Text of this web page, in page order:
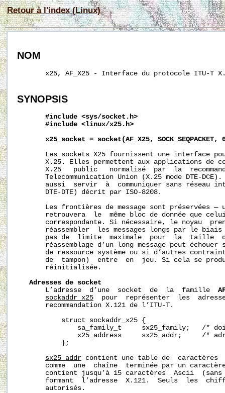
Retour à l'index (Linux)
NOM
x25, AF_X25 - Interface du protocole ITU-T
SYNOPSIS
#include <sys/socket.h>
#include <linux/x25.h>
x25_socket = socket(AF_X25, SOCK_SEQPACKET,
Les sockets X25 fournissent une interface
X.25. Elles permettent aux applications de
X.25   public   normalisé  par  la
Telecommunication Union (X.25 mode DTE-
aussi  servir  à  communiquer sans réseau
       DTE-DTE) décrit par ISO-8208.
Les frontières de message sont préservées —
retrouvera  le  même bloc de donnée que
correspondante. Si nécessaire, le noyau
réassembler  les messages longs par le
pas de  limite  maximale  pour  la  taille
réassemblage d’un long message peut échouer
de ressource système ou si d’autres
de  tampon)  entre  en  jeu. Si cela se
       réinitialisée.
Adresses de socket
       L’adresse  d’une  socket  de  la  famille
sockaddr_x25
pour  représenter  les
       recommandation X.121 de l’ITU-T.
           struct sockaddr_x25 {
sa_family_t     sx25_family;   /*
x25_address     sx25_addr;     /*
           };
sx25_addr contient une table de
comme  une  chaîne  terminée par un
contient jusqu’à 15 caractères  Ascii
formant  l’adresse  X.121.  Seuls  les
       autorisés.